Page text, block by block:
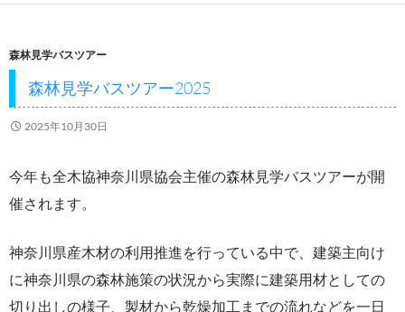
b
o
o
k
er
森林見学バスツアー
森林見学バスツアー2025
2025年10月30日
今年も全木協神奈川県協会主催の森林見学バスツアーが開
催されます。
神奈川県産木材の利用推進を行っている中で、建築主向け
に神奈川県の森林施策の状況から実際に建築用材としての
切り出しの様子、製材から乾燥加工までの流れなどを一日